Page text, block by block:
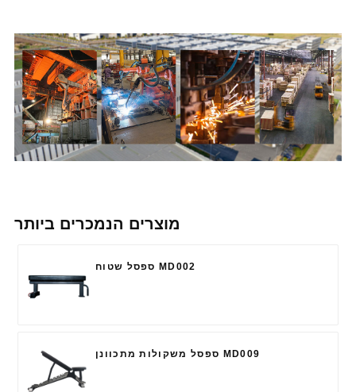
מוצרים הנמכרים ביותר
ספסל שטוח MD002
ספסל משקולות מתכוונן MD009